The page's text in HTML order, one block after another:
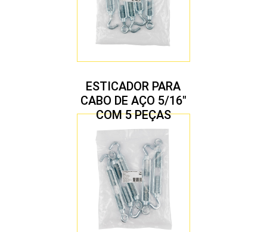
ESTICADOR PARA
CABO DE AÇO 5/16″
COM 5 PEÇAS